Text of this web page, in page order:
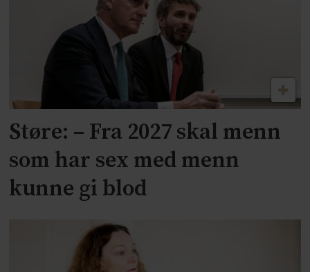
Støre: – Fra 2027 skal menn
som har sex med menn
kunne gi blod